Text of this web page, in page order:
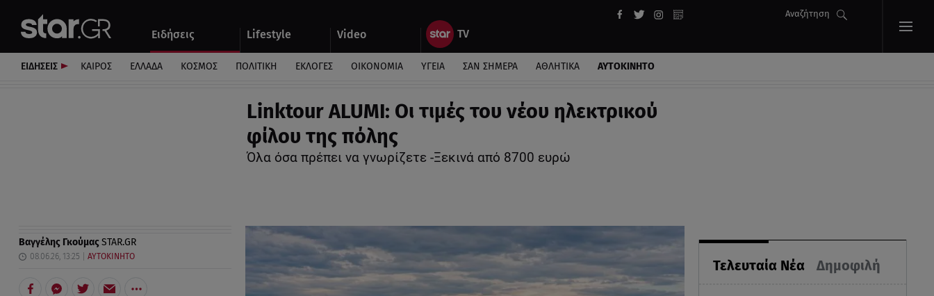
Ειδήσεις Lifestyle Video
Αναζήτηση
Αυτοκίνητο
ΕΙΔΗΣΕΙΣ ΚΑΙΡΟΣ ΕΛΛΑΔΑ ΚΟΣΜΟΣ ΠΟΛΙΤΙΚΗ ΕΚΛΟΓΕΣ ΟΙΚΟΝΟΜΙΑ ΥΓΕΙΑ ΣΑΝ ΣΗΜΕΡΑ ΑΘΛΗΤΙΚΑ ΑΥΤΟΚΙΝΗΤΟ
Linktour ALUMI: Οι τιμές του νέου ηλεκτρικού
φίλου της πόλης
Όλα όσα πρέπει να γνωρίζετε -Ξεκινά από 8700 ευρώ
Τελευταία Νέα Δημοφιλή
Βαγγέλης ΓκούμαςSTAR.GR
08.06.26, 13:25 ΑΥΤΟΚΙΝΗΤΟ